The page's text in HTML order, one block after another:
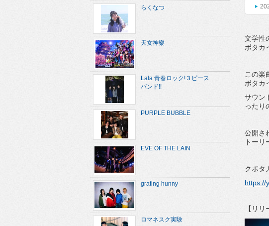
文学性
ボタカ
この楽
ボタカ
サウン
ったり
公開さ
トーリ
クボタ
https://
【リリ
らくなつ
天女神樂
Lala 青春ロック!３ピース
バンド!!
PURPLE BUBBLE
EVE OF THE LAIN
grating hunny
ロマネスク実験